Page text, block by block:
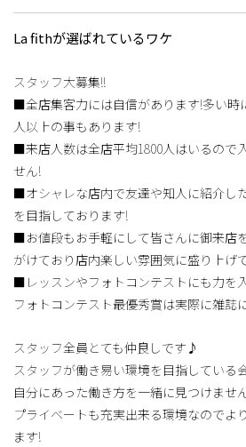
La fithが選ばれているワケ
スタッフ大募集!!
■全店集客力には自信があります!多い時
人以上の事もあります!
■来店人数は全店平均1800人はいるので
せん!
■オシャレな店内で友達や知人に紹介し
を目指しております!
■お値段もお手軽にして皆さんに御来店
がけており店内楽しい雰囲気に盛り上げ
■レッスンやフォトコンテストにも力を
フォトコンテスト最優秀賞は実際に雑誌
スタッフ全員とても仲良しです♪
スタッフが働き易い環境を目指している
自分にあった働き方を一緒に見つけませ
プライベートも充実出来る環境なのでよ
ます!